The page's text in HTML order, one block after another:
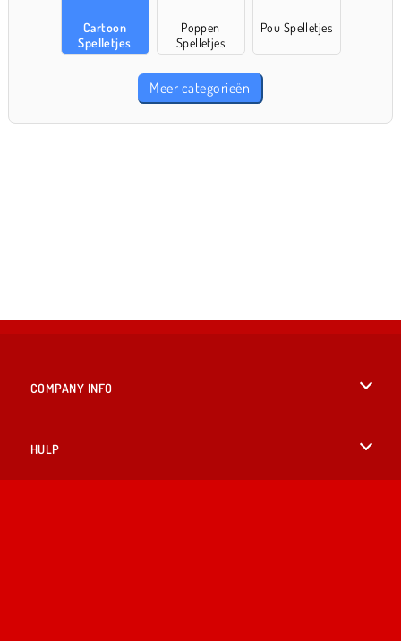
Cartoon
Spelletjes
Poppen
Spelletjes
Pou Spelletjes
Meer categorieën
COMPANY INFO
HULP